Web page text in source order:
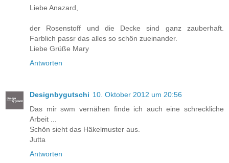
Liebe Anazard,
der Rosenstoff und die Decke sind ganz zauberhaft.
Farblich passr das alles so schön zueinander.
Liebe Grüße Mary
Antworten
Designbygutschi 10. Oktober 2012 um 20:56
Das mir swm vernähen finde ich auch eine schreckliche
Arbeit ...
Schön sieht das Häkelmuster aus.
Jutta
Antworten